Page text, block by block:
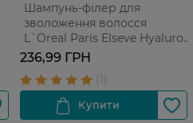
Шампунь-філер для
зволоження волосся
L`Oreal Paris Elseve Hyaluron
Plump 400 мл
236,99 ГРН